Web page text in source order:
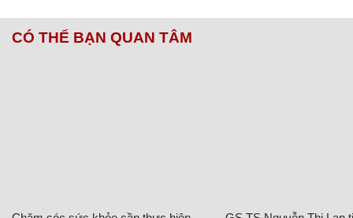
CÓ THỂ BẠN QUAN TÂM